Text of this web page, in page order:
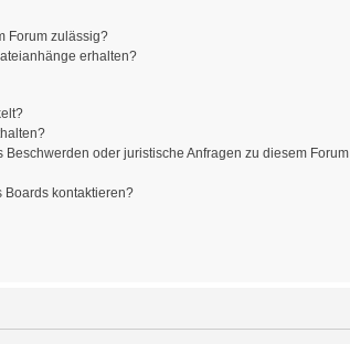
Forum zulässig?
erhalten?
oder juristische Anfragen zu diesem Forum
Boards kontaktieren?